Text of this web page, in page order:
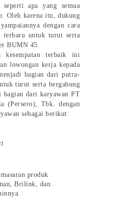
seperti apa yang semua
Oleh karena itu, dukung
dengan cara
terbaru untuk turut serta
BUMN 45.
kesempatan terbaik ini
lowongan kerja kepada
bagian dari putra-
turut serta bergabung
bagian dari karyawan PT
(Persero), Tbk. dengan
sebagai berikut:
produk
Brilink, dan